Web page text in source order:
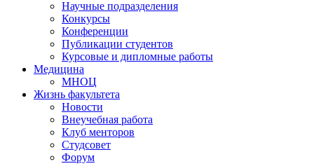
Научные подразделения
Конкурсы
Конференции
Публикации студентов
Курсовые и дипломные работы
Медицина
МНОЦ
Жизнь факультета
Новости
Внеучебная работа
Клуб менторов
Студсовет
Форум